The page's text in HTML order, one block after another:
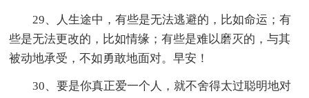
29、人生途中，有些是无法逃避的，比如命运；有
些是无法更改的，比如情缘；有些是难以磨灭的，与其
被动地承受，不如勇敢地面对。早安！
30、要是你真正爱一个人，就不舍得太过聪明地对